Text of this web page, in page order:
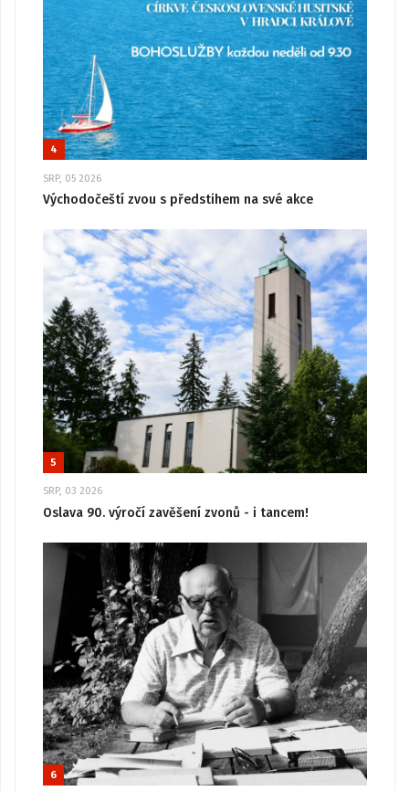
4
SRP, 05 2026
Východočeští zvou s předstihem na své akce
5
SRP, 03 2026
Oslava 90. výročí zavěšení zvonů - i tancem!
6